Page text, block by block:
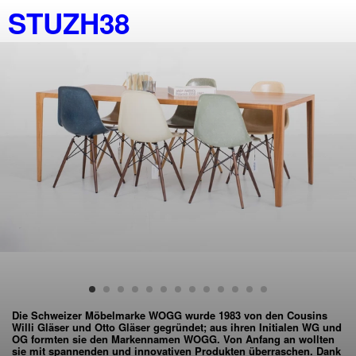
STUZH38
Die Schweizer Möbelmarke WOGG wurde 1983 von den Cousins
Willi Gläser und Otto Gläser gegründet; aus ihren Initialen WG und
OG formten sie den Markennamen WOGG. Von Anfang an wollten
sie mit spannenden und innovativen Produkten überraschen. Dank